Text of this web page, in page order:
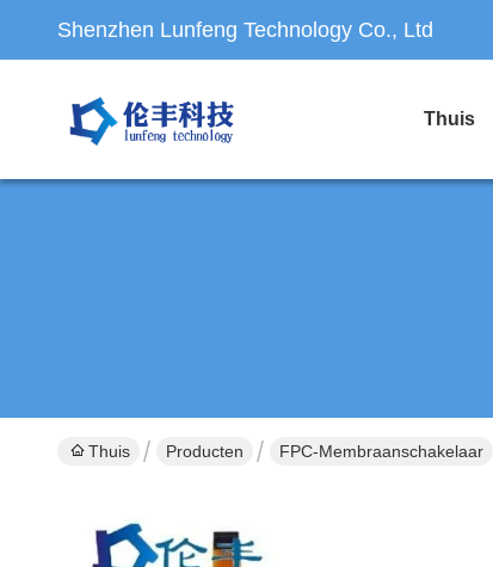
Shenzhen Lunfeng Technology Co., Ltd
Thuis
Thuis Producten FPC-Membraanschakelaar